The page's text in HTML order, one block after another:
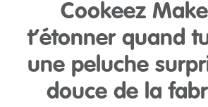
Cookeez
t’étonner quand
une peluche
douce de la